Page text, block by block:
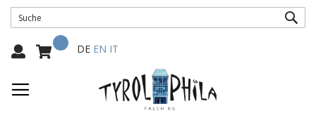
Mein Warenkorb
Select
DE EN IT